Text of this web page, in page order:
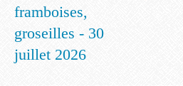
framboises,
groseilles - 30
juillet 2026